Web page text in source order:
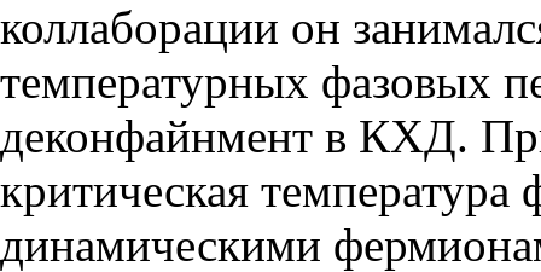
коллаборации он
температурных фазовых
деконфайнмент в КХД.
критическая
динамическими